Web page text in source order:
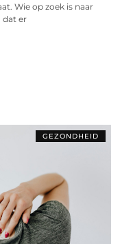
Wie op zoek is naar
dat er
GEZONDHEID